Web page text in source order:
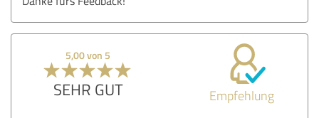
5,00 von 5
SEHR GUT Empfehlung